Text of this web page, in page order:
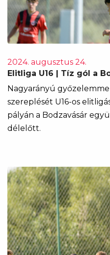
2024. augusztus 24.
Elitliga U16 | Tíz gól a
Nagyarányú
szereplését U16-os
pályán a Bodzavásár
délelőtt.